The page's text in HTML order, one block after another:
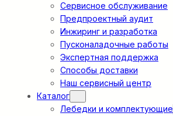
Сервисное обслуживание
Предпроектный аудит
Инжиринг и разработка
Пусконаладочные работы
Экспертная поддержка
Способы доставки
Наш сервисный центр
Каталог
Лебедки и комплектующие